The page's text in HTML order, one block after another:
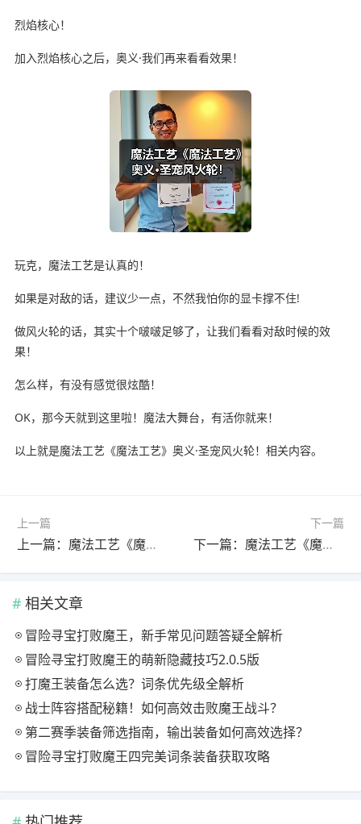
烈焰核心！
加入烈焰核心之后，奥义·我们再来看看效果！
玩克，魔法工艺是认真的！
如果是对敌的话，建议少一点，不然我怕你的显卡撑不住!
做风火轮的话，其实十个啵啵足够了，让我们看看对敌时候的效
果！
怎么样，有没有感觉很炫酷！
OK，那今天就到这里啦！魔法大舞台，有活你就来！
以上就是魔法工艺《魔法工艺》奥义·圣宠风火轮！相关内容。
上一篇
上一篇：魔法工艺《魔法工艺》攻略——资源篇
下一篇
下一篇：魔法工艺《魔法工艺》满级天赋、研究、诅咒一览
相关文章
冒险寻宝打败魔王，新手常见问题答疑全解析
冒险寻宝打败魔王的萌新隐藏技巧2.0.5版
打魔王装备怎么选？词条优先级全解析
战士阵容搭配秘籍！如何高效击败魔王战斗？
第二赛季装备筛选指南，输出装备如何高效选择？
冒险寻宝打败魔王四完美词条装备获取攻略